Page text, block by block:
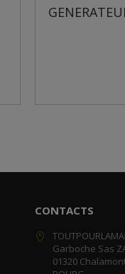
CONTACTS
Garboche Sas
01320